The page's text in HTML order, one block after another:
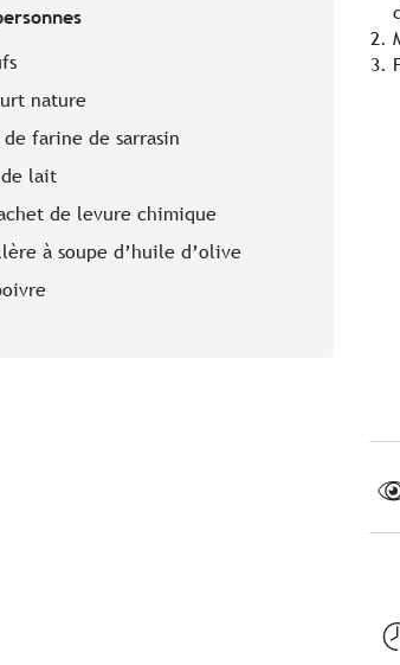
nature
de farine de sarrasin
lait
de levure chimique
à soupe d’huile d’olive